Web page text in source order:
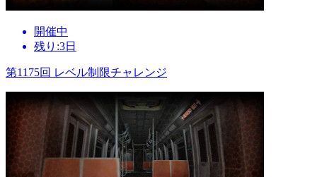
開催中
残り:3日
第1175回 レベル制限チャレンジ